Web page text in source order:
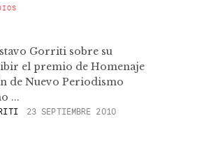
Gorriti sobre su
el premio de Homenaje
de Nuevo Periodismo
...
23 SEPTIEMBRE 2010